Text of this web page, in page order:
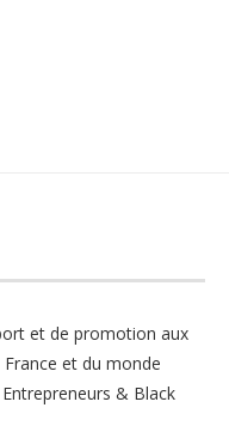
et de promotion aux
et du monde
& Black